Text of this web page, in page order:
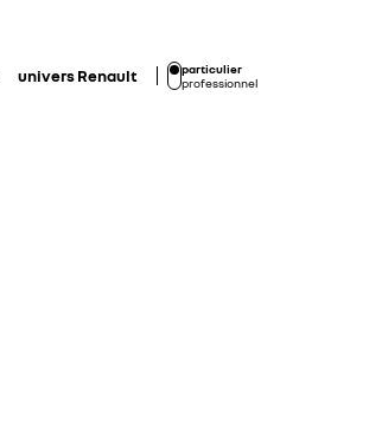
univers Renault
particulier
professionnel